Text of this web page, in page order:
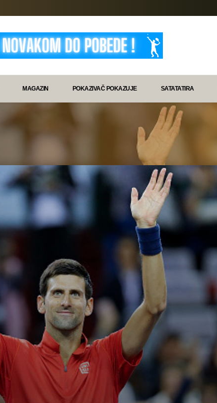
MAGAZIN POKAZIVAČ POKAZUJE SATATATIRA